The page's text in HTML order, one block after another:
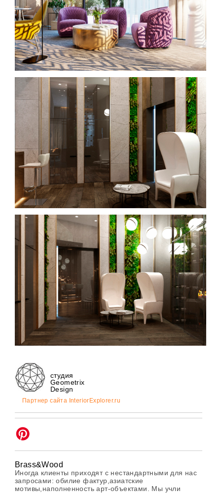
студия
Geometrix
Design
Партнер сайта InteriorExplorer.ru
Brass&Wood
Иногда клиенты приходят с нестандартными для нас
запросами: обилие фактур,азиатские
мотивы,наполненность арт-объектами. Мы учли